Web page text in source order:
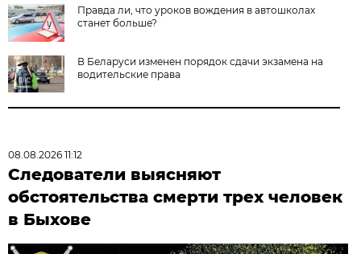
Правда ли, что уроков вождения в автошколах
станет больше?
В Беларуси изменен порядок сдачи экзамена на
водительские права
08.08.2026 11:12
Следователи выясняют
обстоятельства смерти трех человек
в Быхове